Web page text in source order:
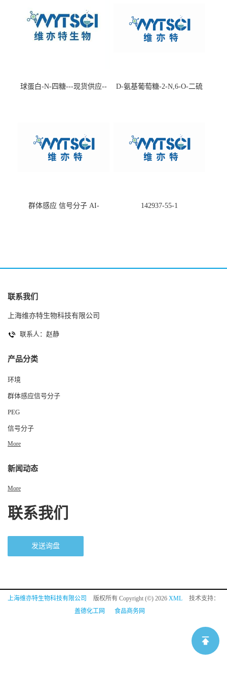
球蛋白-N-四糖---现货供应--
D-氨基葡萄糖-2-N,6-O-二硫
群体感应 信号分子 AI-
142937-55-1
联系我们
上海维亦特生物科技有限公司
联系人：赵静
产品分类
环境
群体感应信号分子
PEG
信号分子
More
新闻动态
More
联系我们
发送询盘
上海维亦特生物科技有限公司 版权所有 Copyright (©) 2026 XML
技术支持：
盖德化工网
食品商务网